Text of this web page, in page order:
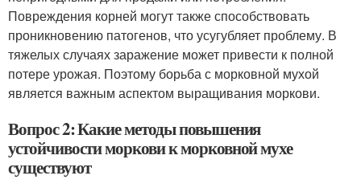
Повреждения корней могут также способствовать
проникновению патогенов, что усугубляет проблему. В
тяжелых случаях заражение может привести к полной
потере урожая. Поэтому борьба с морковной мухой
является важным аспектом выращивания моркови.
Вопрос 2: Какие методы повышения
устойчивости моркови к морковной мухе
существуют